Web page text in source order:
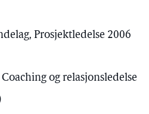
Prosjektledelse 2006
og relasjonsledelse